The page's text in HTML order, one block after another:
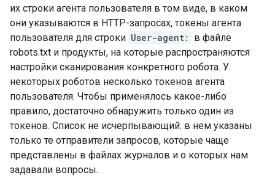
их строки агента пользователя в том виде, в каком
они указываются в HTTP-запросах, токены агента
пользователя для строки User-agent:
в файле
robots.txt и продукты, на которые распространяются
настройки сканирования конкретного робота. У
некоторых роботов несколько токенов агента
пользователя. Чтобы применялось какое-либо
правило, достаточно обнаружить только один из
токенов. Список не исчерпывающий: в нем указаны
только те отправители запросов, которые чаще
представлены в файлах журналов и о которых нам
задавали вопросы.